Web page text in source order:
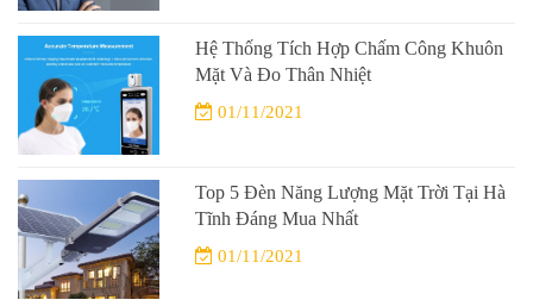
Hệ Thống Tích Hợp Chấm Công Khuôn
Mặt Và Đo Thân Nhiệt
01/11/2021
Top 5 Đèn Năng Lượng Mặt Trời Tại Hà
Tĩnh Đáng Mua Nhất
01/11/2021